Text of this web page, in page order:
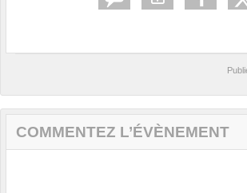
COMMENTEZ L’ÉVÈNEMENT